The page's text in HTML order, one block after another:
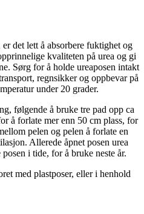
det lett å absorbere fuktighet og
kvaliteten på urea og gi
Sørg for å holde ureaposen intakt
regnsikker og oppbevar på
under 20 grader.
følgende å bruke tre pad opp ca
å forlate mer enn 50 cm plass, for
pelen og pelen å forlate en
Allerede åpnet posen urea
i tide, for å bruke neste år.
med plastposer, eller i henhold